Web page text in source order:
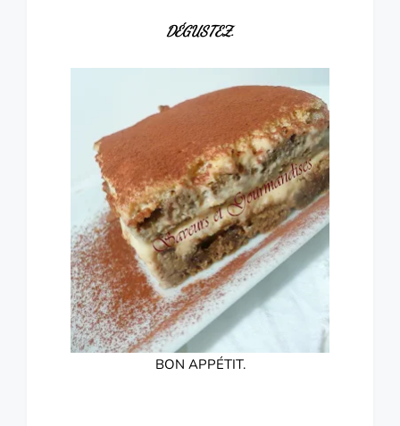
DÉGUSTEZ.
BON APPÉTIT.